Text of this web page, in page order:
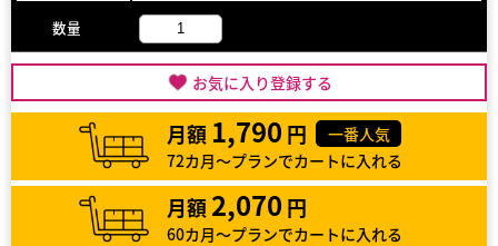
数量
お気に入り登録する
月額 1,790 円
一番人気
72カ月～プランでカートに入れる
月額 2,070 円
60カ月～プランでカートに入れる